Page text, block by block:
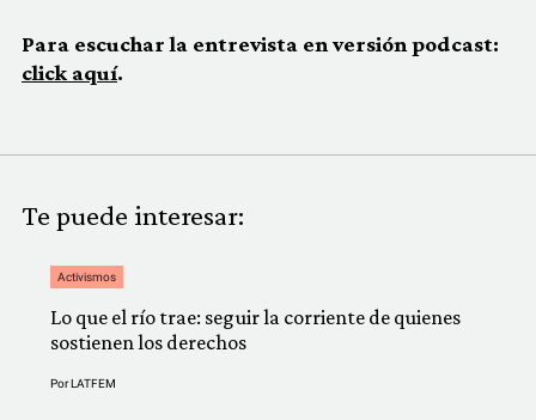
Para escuchar la entrevista en versión podcast:
click aquí.
Te puede interesar:
Activismos
Lo que el río trae: seguir la corriente de quienes
sostienen los derechos
PorLATFEM